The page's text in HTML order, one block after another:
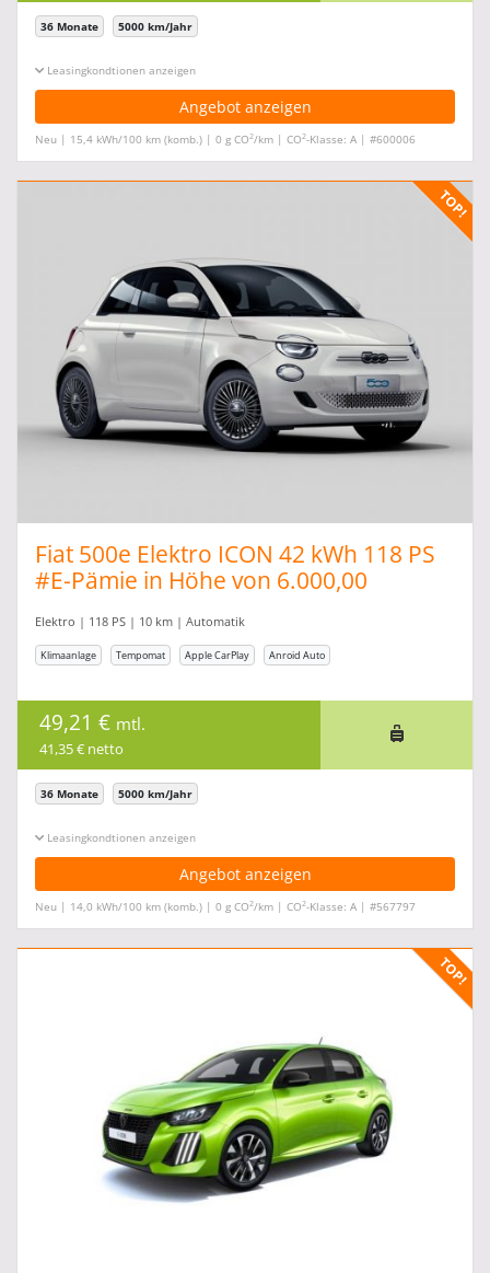
36 Monate 5000 km/Jahr
Leasingkonditionen ein-/ausblenden
Angebot anzeigen
Neu | 15,4 kWh/100 km (komb.) | 0 g CO2/km | CO2-Klasse: A | #600006
Fiat 500e Elektro ICON 42 kWh 118 PS
#E-Pämie in Höhe von 6.000,00
Elektro | 118 PS | 10 km | Automatik
Klimaanlage Tempomat Apple CarPlay Anroid Auto
49,21 € mtl.
41,35 € netto
36 Monate 5000 km/Jahr
Leasingkonditionen ein-/ausblenden
Angebot anzeigen
Neu | 14,0 kWh/100 km (komb.) | 0 g CO2/km | CO2-Klasse: A | #567797